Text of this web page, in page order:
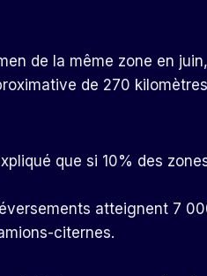
de la même zone en
de 270
que si 10% des
atteignent 7
citernes.